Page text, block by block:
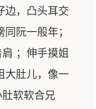
边，凸头耳交
阮一般年；
；伸手摸姐
大肚儿，像一
软软合兄